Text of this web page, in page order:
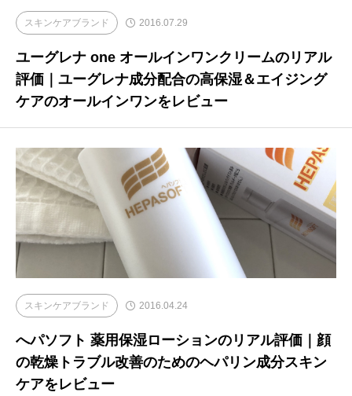
スキンケアブランド 2016.07.29
ユーグレナ one オールインワンクリームのリアル
評価｜ユーグレナ成分配合の高保湿＆エイジング
ケアのオールインワンをレビュー
スキンケアブランド 2016.04.24
へパソフト 薬用保湿ローションのリアル評価｜顔
の乾燥トラブル改善のためのヘパリン成分スキン
ケアをレビュー